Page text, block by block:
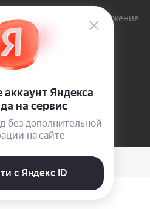
судов и снаряжение
с 1997г.
для печати
не найден